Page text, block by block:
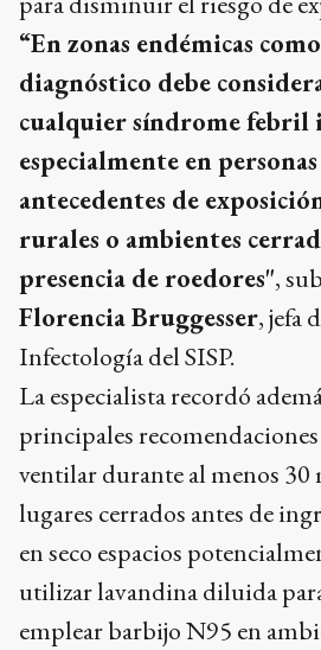
“En zonas endémicas
diagnóstico debe
cualquier síndrome febril
especialmente en
antecedentes de
rurales o ambientes
presencia de roedores",
Florencia Bruggesser, jefa
Infectología del SISP.
La especialista recordó
principales
ventilar durante al menos 30
lugares cerrados antes de
en seco espacios
utilizar lavandina diluida
emplear barbijo N95 en